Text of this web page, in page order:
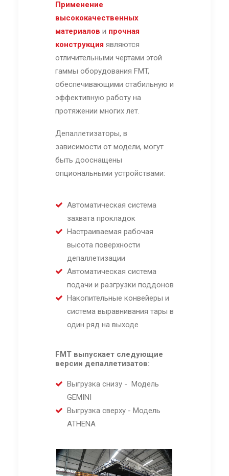
Применение
высококачественных
материалов и прочная
конструкция являются
отличительными чертами этой
гаммы оборудования FMT,
обеспечивающими стабильную и
эффективную работу на
протяжении многих лет.
Депаллетизаторы, в
зависимости от модели, могут
быть дооснащены
опциональными устройствами:
Автоматическая система
захвата прокладок
Настраиваемая рабочая
высота поверхности
депаллетизации
Автоматическая система
подачи и разгрузки поддонов
Накопительные конвейеры и
система выравнивания тары в
один ряд на выходе
FMT выпускает следующие
версии депаллетизатов:
Выгрузка снизу - Модель
GEMINI
Выгрузка сверху - Модель
ATHENA